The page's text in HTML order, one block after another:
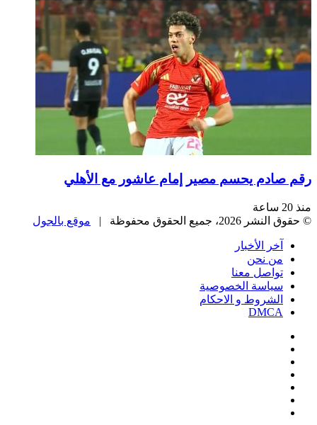
رقم صادم يحسم مصير إمام عاشور مع الأهلي
منذ 20 ساعة
© حقوق النشر 2026، جميع الحقوق محفوظة |
موقع بالجول
آخر الأخبار
من نحن
تواصل معنا
سياسة الخصوصية
الشروط و الاحكام
DMCA